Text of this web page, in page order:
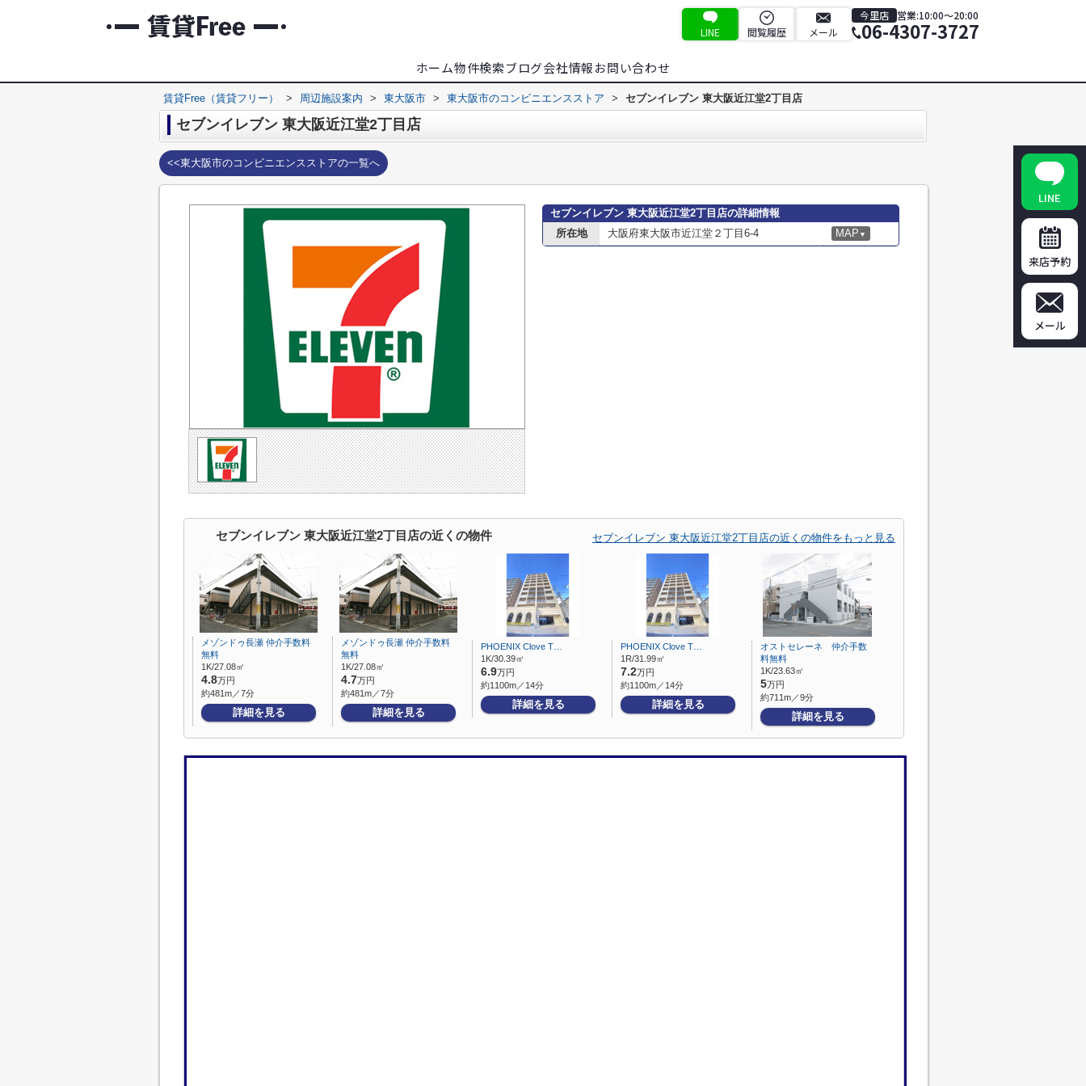
LINE 閲覧履歴 メール
今里店 営業:10:00～20:00
06-4307-3727
ホーム物件検索ブログ会社情報お問い合わせ
賃貸Free（賃貸フリー） > 周辺施設案内 > 東大阪市 > 東大阪市のコンビニエンスストア > セブンイレブン 東大阪近江堂2丁目店
セブンイレブン 東大阪近江堂2丁目店
<<東大阪市のコンビニエンスストアの一覧へ
セブンイレブン 東大阪近江堂2丁目店の詳細情報
所在地
大阪府東大阪市近江堂２丁目6-4 MAP ▼
セブンイレブン 東大阪近江堂2丁目店の近くの物件 セブンイレブン 東大阪近江堂2丁目店の近くの物件をもっと見る
メゾンドゥ長瀬 仲介手数料
無料
1K/27.08㎡
4.8万円
約481m／7分
詳細を見る
メゾンドゥ長瀬 仲介手数料
無料
1K/27.08㎡
4.7万円
約481m／7分
詳細を見る
PHOENIX Clove T…
1K/30.39㎡
6.9万円
約1100m／14分
詳細を見る
PHOENIX Clove T…
1R/31.99㎡
7.2万円
約1100m／14分
詳細を見る
オストセレーネ 仲介手数
料無料
1K/23.63㎡
5万円
約711m／9分
詳細を見る
LINE
来店予約
メール